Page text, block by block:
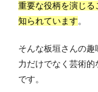
重要な役柄を演じる
知られています。
そんな板垣さんの
力だけでなく芸術
です。